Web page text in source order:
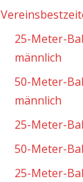
25-Meter-
männlich
50-Meter-
männlich
25-Meter-
50-Meter-
25-Meter-